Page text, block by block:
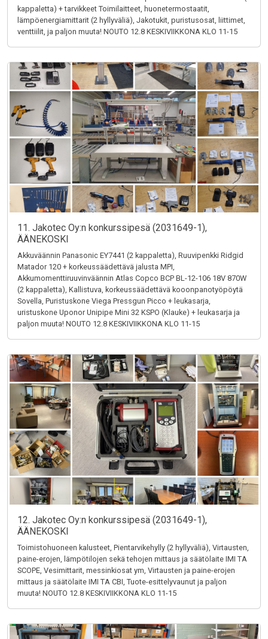
kappaletta) + tarvikkeet Toimilaitteet, huonetermostaatit,
lämpöenergiamittarit (2 hyllyväliä), Jakotukit, puristusosat, liittimet,
venttiilit, ja paljon muuta! NOUTO 12.8 KESKIVIIKKONA KLO 11-15
11. Jakotec Oy:n konkurssipesä (2031649-1),
ÄÄNEKOSKI
Akkuväännin Panasonic EY7441 (2 kappaletta), Ruuvipenkki Ridgid
Matador 120 + korkeussäädettävä jalusta MPI,
Akkumomenttiruuvinväännin Atlas Copco BCP BL-12-106 18V 870W
(2 kappaletta), Kallistuva, korkeussäädettävä kooonpanotyöpöytä
Sovella, Puristuskone Viega Pressgun Picco + leukasarja,
uristuskone Uponor Unipipe Mini 32 KSPO (Klauke) + leukasarja ja
paljon muuta! NOUTO 12.8 KESKIVIIKKONA KLO 11-15
12. Jakotec Oy:n konkurssipesä (2031649-1),
ÄÄNEKOSKI
Toimistohuoneen kalusteet, Pientarvikehylly (2 hyllyväliä), Virtausten,
paine-erojen, lämpötilojen sekä tehojen mittaus ja säätölaite IMI TA
SCOPE, Vesimittarit, messinkiosat ym, Virtausten ja paine-erojen
mittaus ja säätölaite IMI TA CBI, Tuote-esittelyvaunut ja paljon
muuta! NOUTO 12.8 KESKIVIIKKONA KLO 11-15